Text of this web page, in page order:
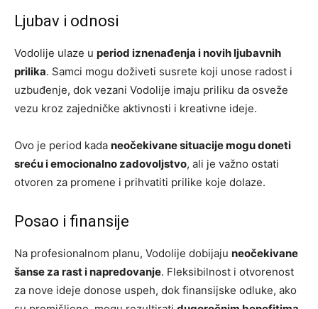
Ljubav i odnosi
Vodolije ulaze u period iznenađenja i novih ljubavnih
prilika. Samci mogu doživeti susrete koji unose radost i
uzbuđenje, dok vezani Vodolije imaju priliku da osveže
vezu kroz zajedničke aktivnosti i kreativne ideje.
Ovo je period kada neočekivane situacije mogu doneti
sreću i emocionalno zadovoljstvo, ali je važno ostati
otvoren za promene i prihvatiti prilike koje dolaze.
Posao i finansije
Na profesionalnom planu, Vodolije dobijaju neočekivane
šanse za rast i napredovanje. Fleksibilnost i otvorenost
za nove ideje donose uspeh, dok finansijske odluke, ako